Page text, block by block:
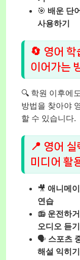
🎯 배운 단
사용하기
🔄 영어 학
이어가는
🔍 학원 이후에
방법을 찾아야
할 수 있습니다.
📍 영어 실
미디어 활
🎥 애니메
연습
📻 운전하
오디오 듣기
🗣️ 스포츠
해설 익히기